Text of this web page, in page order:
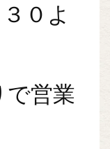
０よ
で営業